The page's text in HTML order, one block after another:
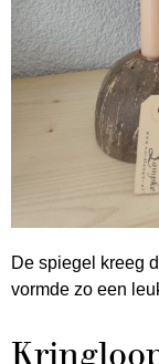
De spiegel kreeg
vormde zo een